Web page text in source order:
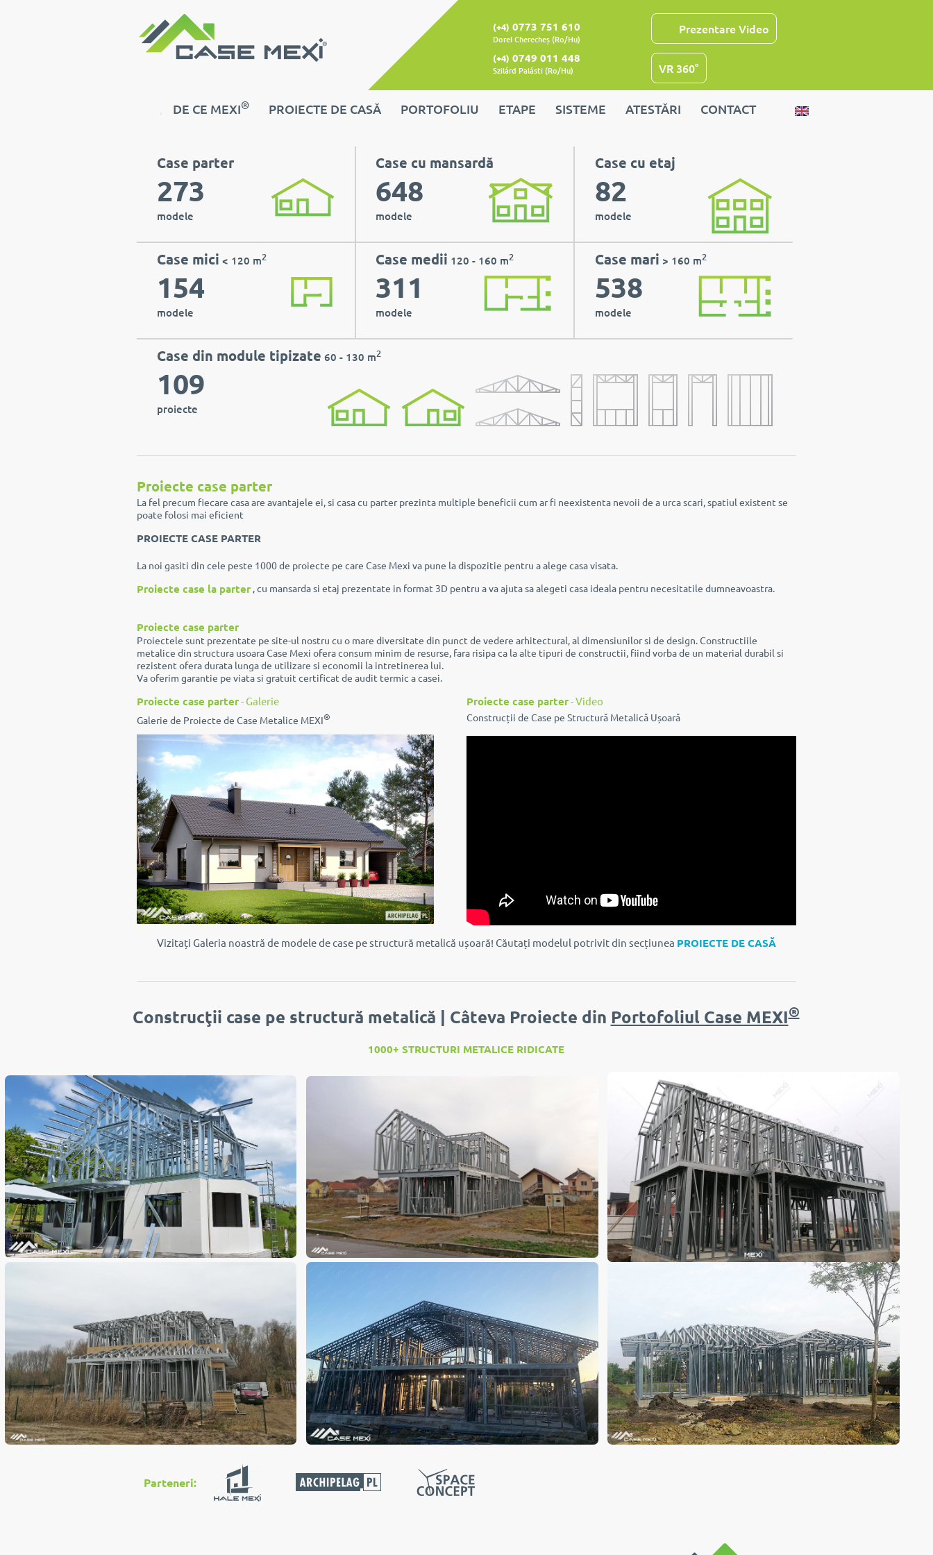
(+4) 0773 751 610
Dorel Cherecheș (Ro/Hu)
(+4) 0749 011 448
Szilárd Palásti (Ro/Hu)
Prezentare Video
VR 360°
DE CE MEXI® PROIECTE DE CASĂ PORTOFOLIU ETAPE SISTEME ATESTĂRI CONTACT
Case parter
273
modele
Case cu mansardă
648
modele
Case cu etaj
82
modele
Case mici < 120 m2
154
modele
Case medii 120 - 160 m2
311
modele
Case mari > 160 m2
538
modele
Case din module tipizate 60 - 130 m2
109
proiecte
Proiecte case parter
La fel precum fiecare casa are avantajele ei, si casa cu parter prezinta multiple beneficii cum ar fi neexistenta nevoii de a urca scari, spatiul existent se
poate folosi mai eficient
PROIECTE CASE PARTER
La noi gasiti din cele peste 1000 de proiecte pe care Case Mexi va pune la dispozitie pentru a alege casa visata.
Proiecte case la parter , cu mansarda si etaj prezentate in format 3D pentru a va ajuta sa alegeti casa ideala pentru necesitatile dumneavoastra.
Proiecte case parter
Proiectele sunt prezentate pe site-ul nostru cu o mare diversitate din punct de vedere arhitectural, al dimensiunilor si de design. Constructiile
metalice din structura usoara Case Mexi ofera consum minim de resurse, fara risipa ca la alte tipuri de constructii, fiind vorba de un material durabil si
rezistent ofera durata lunga de utilizare si economii la intretinerea lui.
Va oferim garantie pe viata si gratuit certificat de audit termic a casei.
Proiecte case parter- Galerie
Galerie de Proiecte de Case Metalice MEXI®
Proiecte case parter- Video
Construcții de Case pe Structură Metalică Ușoară
Vizitați Galeria noastră de modele de case pe structură metalică ușoară! Căutați modelul potrivit din secțiunea PROIECTE DE CASĂ
Construcţii case pe structură metalică | Câteva Proiecte din Portofoliul Case MEXI®
1000+ STRUCTURI METALICE RIDICATE
Parteneri: